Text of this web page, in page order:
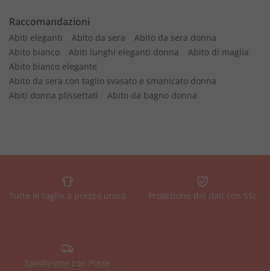
Raccomandazioni
Abiti eleganti Abito da sera
Abito da sera donna
Abito bianco
Abiti lunghi eleganti donna
Abito di maglia
Abito bianco elegante
Abito da sera con taglio svasato e smanicato donna
Abiti donna plissettati
Abito da bagno donna
Tutte le taglie a prezzo unico Protezione dei dati con SSL
Spedizione con Poste